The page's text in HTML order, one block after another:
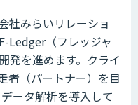
社みらいリレーショ
Ledger（フレッジャ
発を進めます。クライ
者（パートナー）を目
ータ解析を導入して